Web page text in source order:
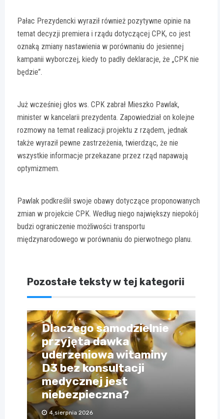
Pałac Prezydencki wyraził również pozytywne opinie na
temat decyzji premiera i rządu dotyczącej CPK, co jest
oznaką zmiany nastawienia w porównaniu do jesiennej
kampanii wyborczej, kiedy to padły deklaracje, że „CPK nie
będzie”.
Już wcześniej głos ws. CPK zabrał Mieszko Pawlak,
minister w kancelarii prezydenta. Zapowiedział on kolejne
rozmowy na temat realizacji projektu z rządem, jednak
także wyraził pewne zastrzeżenia, twierdząc, że nie
wszystkie informacje przekazane przez rząd napawają
optymizmem.
Pawlak podkreślił swoje obawy dotyczące proponowanych
zmian w projekcie CPK. Według niego największy niepokój
budzi ograniczenie możliwości transportu
międzynarodowego w porównaniu do pierwotnego planu.
Pozostałe teksty w tej kategorii
Dlaczego samodzielnie
przyjęta dawka
uderzeniowa witaminy
D3 bez konsultacji
medycznej jest
niebezpieczna?
4 sierpnia 2026